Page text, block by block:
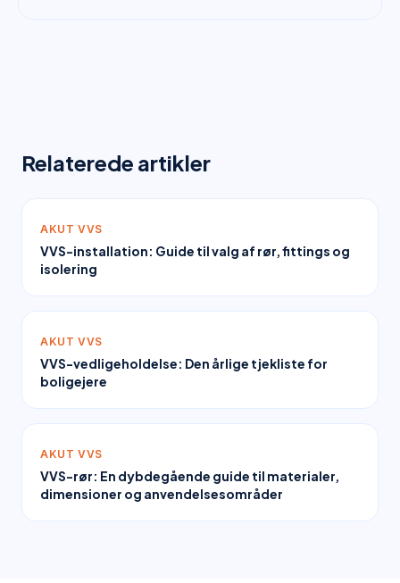
Relaterede artikler
AKUT VVS
VVS-installation: Guide til valg af rør, fittings og
isolering
AKUT VVS
VVS-vedligeholdelse: Den årlige tjekliste for
boligejere
AKUT VVS
VVS-rør: En dybdegående guide til materialer,
dimensioner og anvendelsesområder